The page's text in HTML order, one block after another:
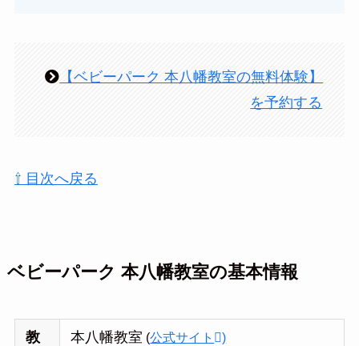
【ベビーパーク 本八幡教室の無料体験】
を予約する
⇧ 目次へ戻る
ベビーパーク 本八幡教室の基本情報
教
本八幡教室 (公式サイト )